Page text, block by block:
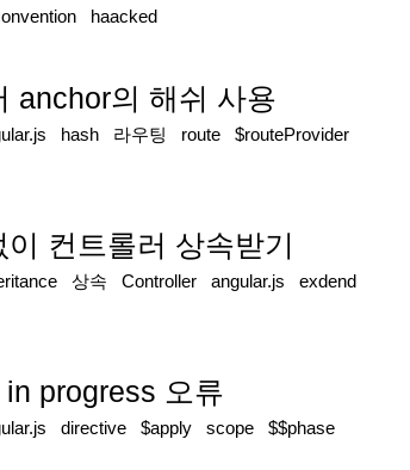
haacked
anchor의 해쉬 사용
hash 라우팅 route
$routeProvider
컨트롤러 상속받기
상속 Controller angular.js
exdend
progress 오류
directive $apply scope $$phase